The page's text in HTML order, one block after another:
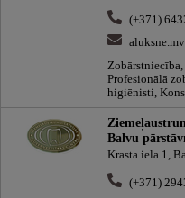
(+371)
Profesionālā
higiēnisti,
Balvu
Krasta iela 1,
(+371)